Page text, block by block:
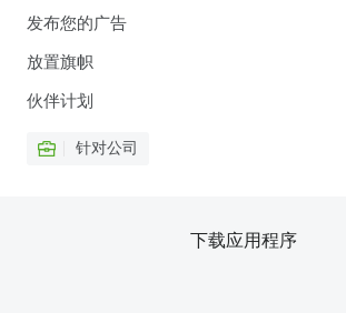
发布您的广告
放置旗帜
伙伴计划
针对公司
下载应用程序